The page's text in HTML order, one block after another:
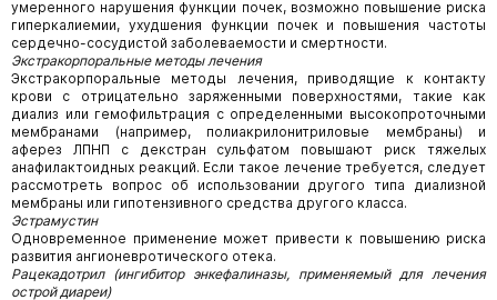
умеренного нарушения функции почек, возможно повышение риска
гиперкалиемии, ухудшения функции почек и повышения частоты
сердечно-сосудистой заболеваемости и смертности.
Экстракорпоральные методы лечения
Экстракорпоральные методы лечения, приводящие к контакту
крови с отрицательно заряженными поверхностями, такие как
диализ или гемофильтрация с определенными высокопроточными
мембранами (например, полиакрилонитриловые мембраны) и
аферез ЛПНП с декстран сульфатом повышают риск тяжелых
анафилактоидных реакций. Если такое лечение требуется, следует
рассмотреть вопрос об использовании другого типа диализной
мембраны или гипотензивного средства другого класса.
Эстрамустин
Одновременное применение может привести к повышению риска
развития ангионевротического отека.
Рацекадотрил (ингибитор энкефалиназы, применяемый для лечения
острой диареи)